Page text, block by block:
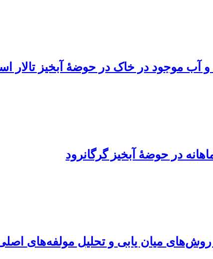
آب موجود در خاک در حوضۀ آبخیز تالار
روش‌‌های میان یابی و تحلیل مولفه‌های